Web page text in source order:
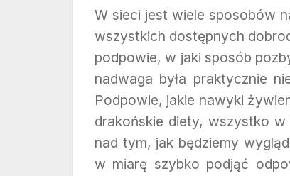
W sieci jest wiele sposobów
wszystkich dostępnych
podpowie, w jaki sposób
nadwaga była praktycznie
Podpowie, jakie nawyki
drakońskie diety, wszystko
nad tym, jak będziemy
w miarę szybko podjąć